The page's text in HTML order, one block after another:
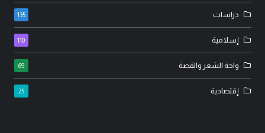
دراسات 135
إسلامية 110
واحة الشعر والقصة 69
إقتصادية 25